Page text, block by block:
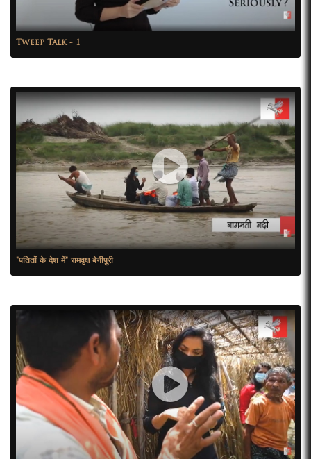
Tweep Talk - 1
"पतितों के देश में" रामवृक्ष बेनीपुरी